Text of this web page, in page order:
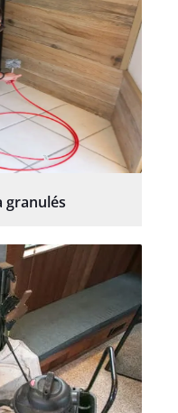
granulés